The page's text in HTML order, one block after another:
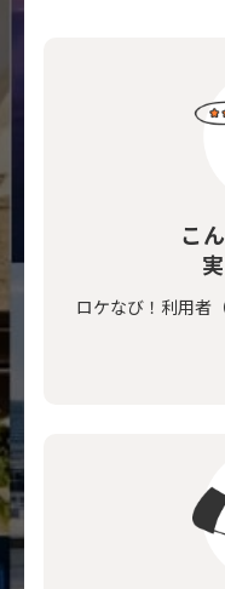
こ
ロケなび！利用者